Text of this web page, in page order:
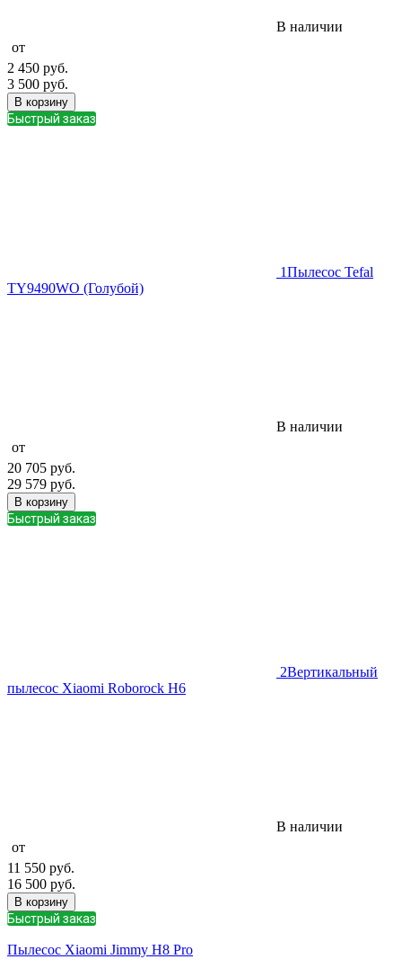
В наличии
от
2 450 руб.
3 500 руб.
В корзину
Быстрый заказ
1Пылесос Tefal
TY9490WO (Голубой)
В наличии
от
20 705 руб.
29 579 руб.
В корзину
Быстрый заказ
2Вертикальный
пылесос Xiaomi Roborock H6
В наличии
от
11 550 руб.
16 500 руб.
В корзину
Быстрый заказ
Пылесос Xiaomi Jimmy H8 Pro